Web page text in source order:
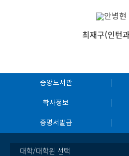
최재구(인턴
중앙도서관
학사정보
증명서발급
대학/대학원 선택